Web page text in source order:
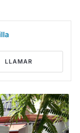
LLAMAR